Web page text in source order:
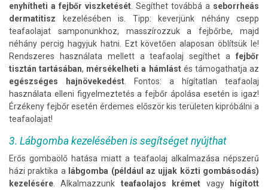
enyhítheti a fejbőr viszketését . Segíthet továbbá a seborrheás
dermatitisz
kezelésében is. Tipp: keverjünk néhány csepp
teafaolajat samponunkhoz, masszírozzuk a fejbőrbe, majd
néhány percig hagyjuk hatni. Ezt követően alaposan öblítsük le!
Rendszeres használata mellett a teafaolaj segíthet a fejbőr
tisztán tartásában, mérsékelheti a hámlástés támogathatja az
egészséges hajnövekedést . Fontos: a hígítatlan teafaolaj
használata elleni figyelmeztetés a fejbőr ápolása esetén is igaz!
Érzékeny fejbőr esetén érdemes először kis területen kipróbálni a
teafaolajat!
3. Lábgomba kezelésében is segítséget nyújthat
Erős gombaölő hatása miatt a teafaolaj alkalmazása népszerű
házi praktika a lábgomba (például az ujjak közti gombásodás)
kezelésére . Alkalmazzunk teafaolajos krémet vagy
hígított